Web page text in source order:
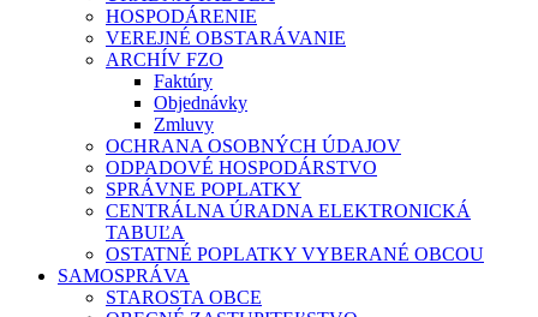
HOSPODÁRENIE
VEREJNÉ OBSTARÁVANIE
ARCHÍV FZO
Faktúry
Objednávky
Zmluvy
OCHRANA OSOBNÝCH ÚDAJOV
ODPADOVÉ HOSPODÁRSTVO
SPRÁVNE POPLATKY
CENTRÁLNA ÚRADNA ELEKTRONICKÁ
TABUĽA
OSTATNÉ POPLATKY VYBERANÉ OBCOU
SAMOSPRÁVA
STAROSTA OBCE